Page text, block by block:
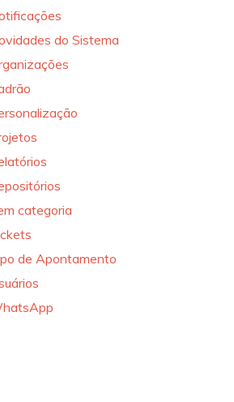
do Sistema
categoria
de Apontamento